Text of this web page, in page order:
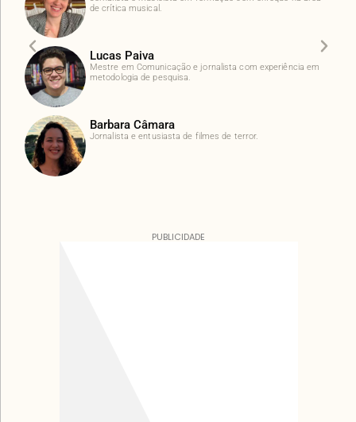
de crítica musical.
Lucas Paiva
Mestre em Comunicação e jornalista com experiência em
metodologia de pesquisa.
Barbara Câmara
Jornalista e entusiasta de filmes de terror.
PUBLICIDADE